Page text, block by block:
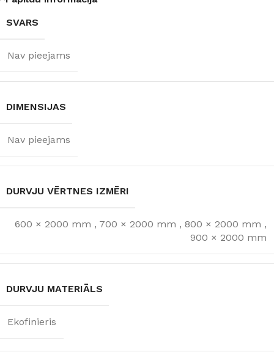
SVARS
Nav pieejams
DIMENSIJAS
Nav pieejams
DURVJU VĒRTNES IZMĒRI
600 × 2000 mm , 700 × 2000 mm , 800 × 2000 mm ,
900 × 2000 mm
DURVJU MATERIĀLS
Ekofinieris